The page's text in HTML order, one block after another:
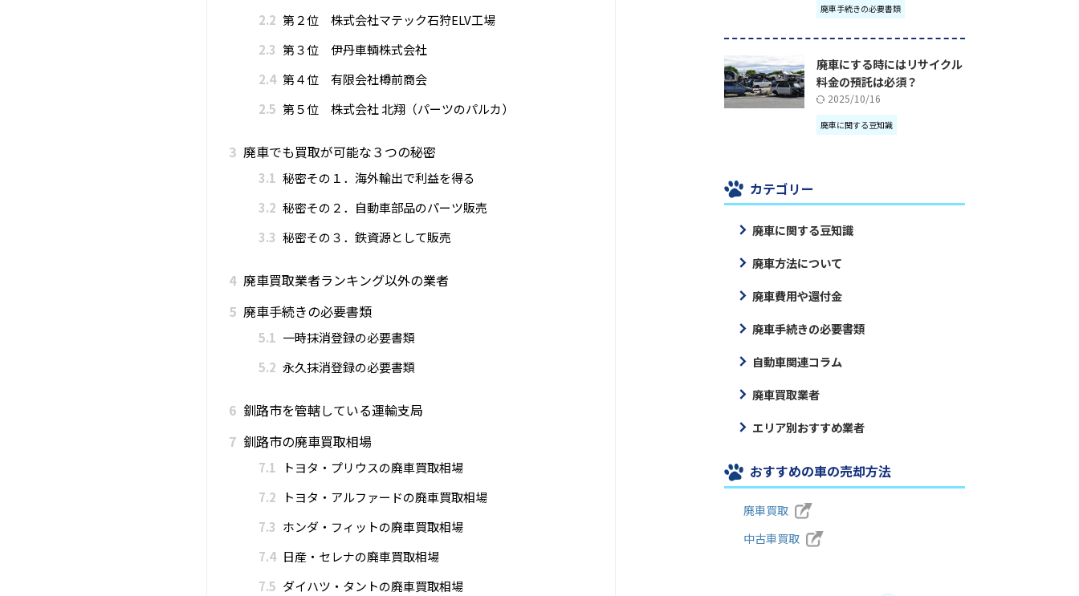
2.2 第２位 株式会社マテック石狩ELV工場
2.3 第３位 伊丹車輌株式会社
2.4 第４位 有限会社樽前商会
2.5 第５位 株式会社 北翔（パーツのパルカ）
3 廃車でも買取が可能な３つの秘密
3.1 秘密その１．海外輸出で利益を得る
3.2 秘密その２．自動車部品のパーツ販売
3.3 秘密その３．鉄資源として販売
4 廃車買取業者ランキング以外の業者
5 廃車手続きの必要書類
5.1 一時抹消登録の必要書類
5.2 永久抹消登録の必要書類
6 釧路市を管轄している運輸支局
7 釧路市の廃車買取相場
7.1
トヨタ・プリウスの廃車買取相場
7.2
トヨタ・アルファードの廃車買取相場
7.3 ホンダ・フィットの廃車買取相場
7.4 日産・セレナの廃車買取相場
7.5 ダイハツ・タントの廃車買取相場
廃車手続きの必要書類
廃車にする時にはリサイクル
料金の預託は必須？
2025/10/16
廃車に関する豆知識
カテゴリー
廃車に関する豆知識
廃車方法について
廃車費用や還付金
廃車手続きの必要書類
自動車関連コラム
廃車買取業者
エリア別おすすめ業者
おすすめの車の売却方法
廃車買取
中古車買取